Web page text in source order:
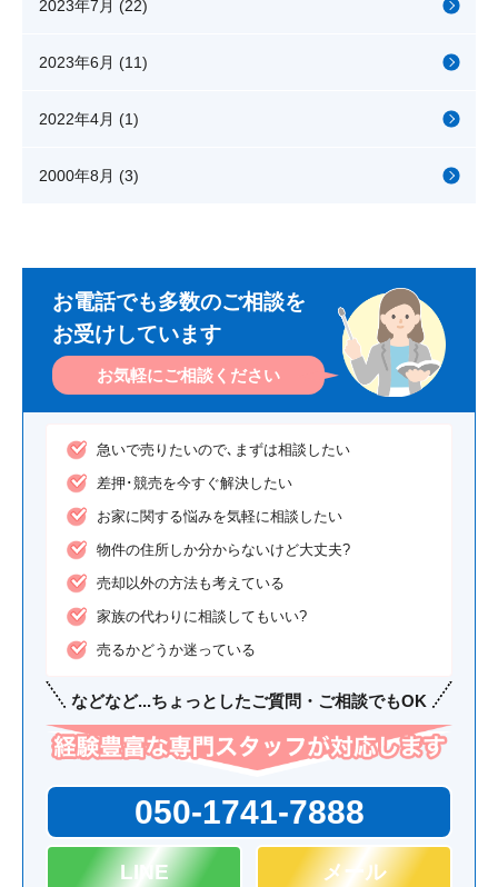
2023年7月 (22)
2023年6月 (11)
2022年4月 (1)
2000年8月 (3)
お電話でも多数のご相談を
お受けしています
お気軽にご相談ください
急いで売りたいので､まずは相談したい
差押･競売を今すぐ解決したい
お家に関する悩みを気軽に相談したい
物件の住所しか分からないけど大丈夫?
売却以外の方法も考えている
家族の代わりに相談してもいい?
売るかどうか迷っている
などなど...ちょっとしたご質問・ご相談でもOK
050-1741-7888
LINE メール